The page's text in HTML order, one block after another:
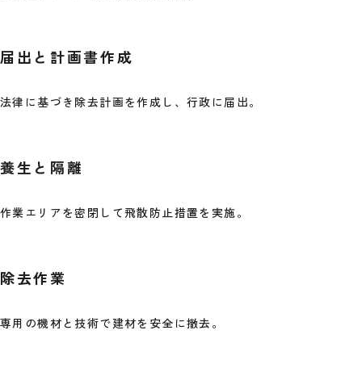
届出と計画書作成
法律に基づき除去計画を作成し、行政に届出。
養生と隔離
作業エリアを密閉して飛散防止措置を実施。
除去作業
専用の機材と技術で建材を安全に撤去。